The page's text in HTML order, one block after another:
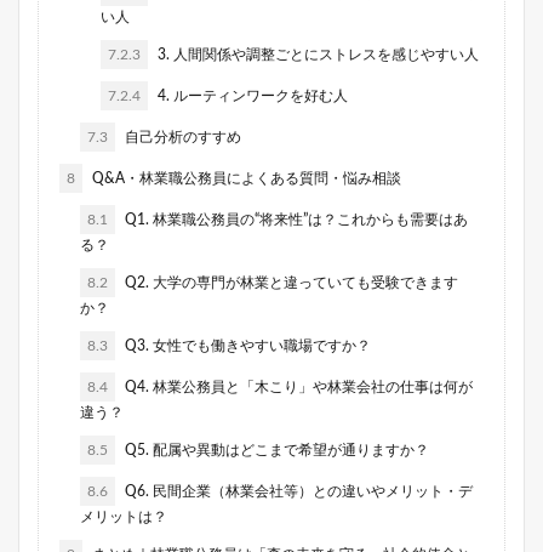
い人
7.2.3 3. 人間関係や調整ごとにストレスを感じやすい人
7.2.4 4. ルーティンワークを好む人
7.3 自己分析のすすめ
8 Q&A・林業職公務員によくある質問・悩み相談
8.1
Q1. 林業職公務員の“将来性”は？これからも需要はあ
る？
8.2
Q2. 大学の専門が林業と違っていても受験できます
か？
8.3 Q3. 女性でも働きやすい職場ですか？
8.4
Q4. 林業公務員と「木こり」や林業会社の仕事は何が
違う？
8.5 Q5. 配属や異動はどこまで希望が通りますか？
8.6
Q6. 民間企業（林業会社等）との違いやメリット・デ
メリットは？